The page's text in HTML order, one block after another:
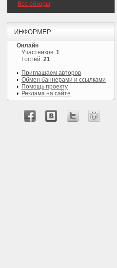
Все обзоры
ИНФОРМЕР
Онлайн
Участников: 1
Гостей: 21
Приглашаем авторов
Обмен баннерами и ссылками
Помощь проекту
Реклама на сайте